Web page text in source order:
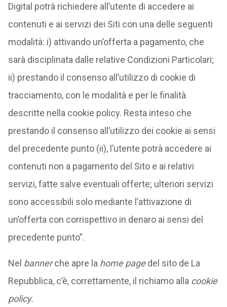
Digital potrà richiedere all’utente di accedere ai
contenuti e ai servizi dei Siti con una delle seguenti
modalità: i) attivando un’offerta a pagamento, che
sarà disciplinata dalle relative Condizioni Particolari;
ii) prestando il consenso all’utilizzo di cookie di
tracciamento, con le modalità e per le finalità
descritte nella cookie policy. Resta inteso che
prestando il consenso all’utilizzo dei cookie ai sensi
del precedente punto (ii), l’utente potrà accedere ai
contenuti non a pagamento del Sito e ai relativi
servizi, fatte salve eventuali offerte; ulteriori servizi
sono accessibili solo mediante l’attivazione di
un’offerta con corrispettivo in denaro ai sensi del
precedente punto”.
Nel bannerche apre la home pagedel sito de La
Repubblica, c’è, correttamente, il richiamo alla cookie
policy.